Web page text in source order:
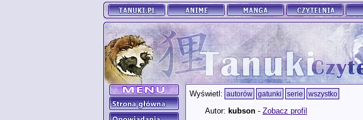
Wyświetl: autorów gatunki serie wszystko
Autor: kubson - Zobacz profil